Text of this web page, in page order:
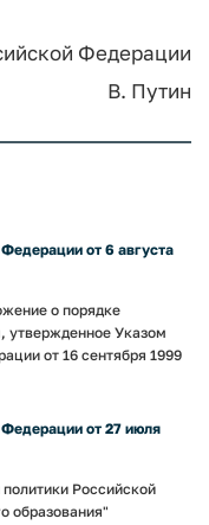
Федерации
В. Путин
от 6 августа
о порядке
утвержденное Указом
от 16 сентября 1999
от 27 июля
Российской
образования"